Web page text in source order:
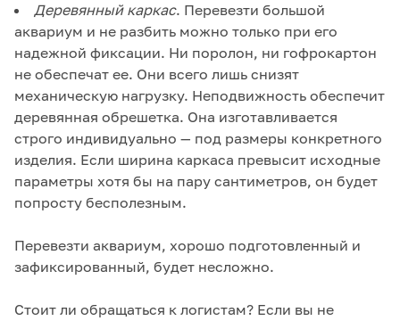
Деревянный каркас. Перевезти большой
аквариум и не разбить можно только при его
надежной фиксации. Ни поролон, ни гофрокартон
не обеспечат ее. Они всего лишь снизят
механическую нагрузку. Неподвижность обеспечит
деревянная обрешетка. Она изготавливается
строго индивидуально — под размеры конкретного
изделия. Если ширина каркаса превысит исходные
параметры хотя бы на пару сантиметров, он будет
попросту бесполезным.
Перевезти аквариум, хорошо подготовленный и
зафиксированный, будет несложно.
Стоит ли обращаться к логистам? Если вы не